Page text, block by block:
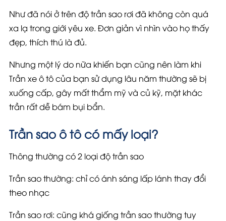
Như đã nói ở trên độ trần sao rơi đã không còn quá
xa lạ trong giới yêu xe. Đơn giản vì nhìn vào họ thấy
đẹp, thích thú là đủ.
Nhưng một lý do nữa khiến bạn cũng nên làm khi
Trần xe ô tô của bạn sử dụng lâu năm thường sẽ bị
xuống cấp, gây mất thẩm mỹ và củ kỹ, mặt khác
trần rất dễ bám bụi bẩn.
Trần sao ô tô có mấy loại?
Thông thường có 2 loại độ trần sao
Trần sao thường: chỉ có ánh sáng lấp lánh thay đổi
theo nhạc
Trần sao rơi: cũng khá giống trần sao thường tuy